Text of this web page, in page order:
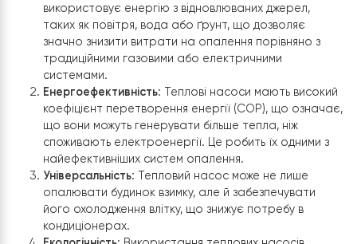
коефіцієнт продуктивності (COP), що дозволяє значно
зекономити на витратах на опалення. Він
мінімум електроенергії для досягнення максимальної
тепловіддачі.Екологічність
природні джерела енергії, що знижує викиди
газів та робить систему екологічно чистою.
обслуговуванніСучасні технології, використані у
тепловому насосі Raymer RAY-07MN, забезпечують
легкість в обслуговуванні та високу надійність
Широкий діапазон робочих температурТепловий
може ефективно працювати в широкому діапазоні
температур, що забезпечує його стабільну роботу